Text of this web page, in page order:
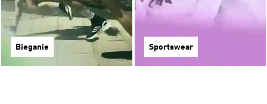
Bieganie Sportswear